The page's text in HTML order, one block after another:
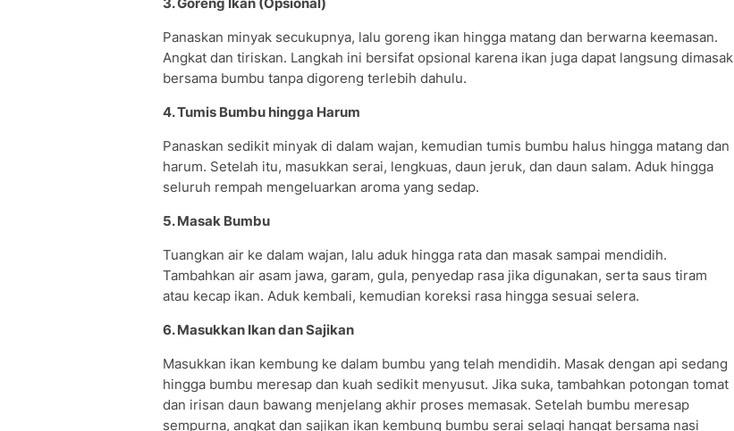
Panaskan minyak secukupnya, lalu goreng ikan hingga matang dan berwarna keemasan.
Angkat dan tiriskan. Langkah ini bersifat opsional karena ikan juga dapat langsung dimasak
bersama bumbu tanpa digoreng terlebih dahulu.
4. Tumis Bumbu hingga Harum
Panaskan sedikit minyak di dalam wajan, kemudian tumis bumbu halus hingga matang dan
harum. Setelah itu, masukkan serai, lengkuas, daun jeruk, dan daun salam. Aduk hingga
seluruh rempah mengeluarkan aroma yang sedap.
5. Masak Bumbu
Tuangkan air ke dalam wajan, lalu aduk hingga rata dan masak sampai mendidih.
Tambahkan air asam jawa, garam, gula, penyedap rasa jika digunakan, serta saus tiram
atau kecap ikan. Aduk kembali, kemudian koreksi rasa hingga sesuai selera.
6. Masukkan Ikan dan Sajikan
Masukkan ikan kembung ke dalam bumbu yang telah mendidih. Masak dengan api sedang
hingga bumbu meresap dan kuah sedikit menyusut. Jika suka, tambahkan potongan tomat
dan irisan daun bawang menjelang akhir proses memasak. Setelah bumbu meresap
sempurna, angkat dan sajikan ikan kembung bumbu serai selagi hangat bersama nasi